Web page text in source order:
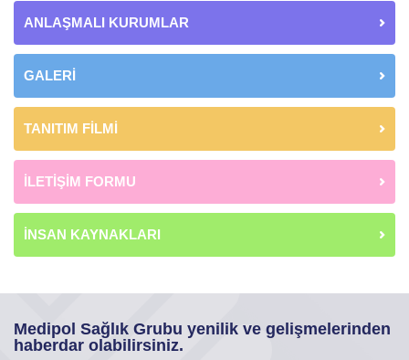
ANLAŞMALI KURUMLAR
GALERİ
TANITIM FİLMİ
İLETİŞİM FORMU
İNSAN KAYNAKLARI
Medipol Sağlık Grubu yenilik ve gelişmelerinden
haberdar olabilirsiniz.